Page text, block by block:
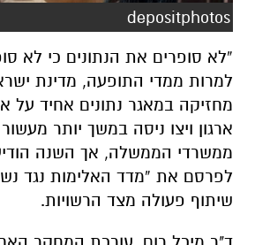
depositphotos
“לא סופרים את הנתונים כי לא
למרות ממדי התופעה, מדינת
מחזיקה במאגר נתונים אחיד על
ארגון ויצו ניסה במשך יותר
ממשרדי הממשלה, אך השנה
לפרסם את “מדד האלימות נגד
שיתוף פעולה מצד הרשויות.